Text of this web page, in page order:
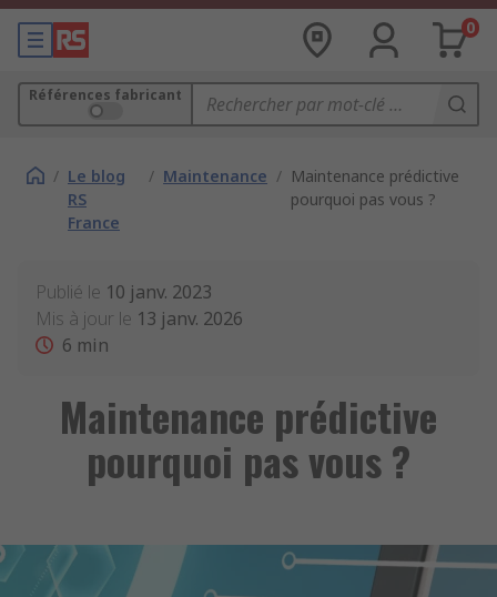
0
Références fabricant
/ Le blog
RS
France
/ Maintenance / Maintenance prédictive
pourquoi pas vous ?
Publié le 10 janv. 2023
Mis à jour le 13 janv. 2026
6 min
Maintenance prédictive
pourquoi pas vous ?